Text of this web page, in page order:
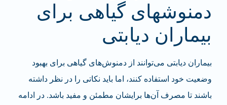
دمنوش­های گیاهی برای
بیماران دیابتی
بیماران دیابتی می‌توانند از دمنوش‌های گیاهی برای بهبود
وضعیت خود استفاده کنند، اما باید نکاتی را در نظر داشته
باشند تا مصرف آن‌ها برایشان مطمئن و مفید باشد. در ادامه